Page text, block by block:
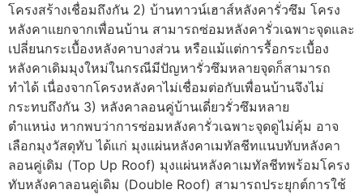
โครงสร้างเชื่อมถึงกัน 2) บ้านทาวน์เฮาส์หลังคารั่วซึม โครง
หลังคาแยกจากเพื่อนบ้าน สามารถซ่อมหลังคารั่วเฉพาะจุดและ
เปลี่ยนกระเบื้องหลังคาบางส่วน หรือแม้แต่การรื้อกระเบื้อง
หลังคาเดิมมุงใหม่ในกรณีมีปัญหารั่วซึมหลายจุดก็สามารถ
ทำได้ เนื่องจากโครงหลังคาไม่เชื่อมต่อกับเพื่อนบ้านจึงไม่
กระทบถึงกัน 3) หลังคาลอนคู่บ้านเดี่ยวรั่วซึมหลาย
ตำแหน่ง หากพบว่าการซ่อมหลังคารั่วเฉพาะจุดดูไม่คุ้ม อาจ
เลือกมุงวัสดุทับ ได้แก่ มุงแผ่นหลังคาเมทัลชีทแนบทับหลังคา
ลอนคู่เดิม (Top Up Roof) มุงแผ่นหลังคาเมทัลชีทพร้อมโครง
ทับหลังคาลอนคู่เดิม (Double Roof) สามารถประยุกต์การใช้